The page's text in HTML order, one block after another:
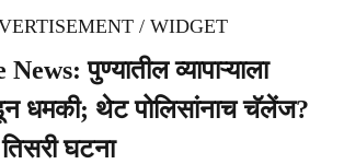
/ WIDGET
पुण्यातील व्यापाऱ्याला
धमकी; थेट पोलिसांनाच चॅलेंज?
घटना